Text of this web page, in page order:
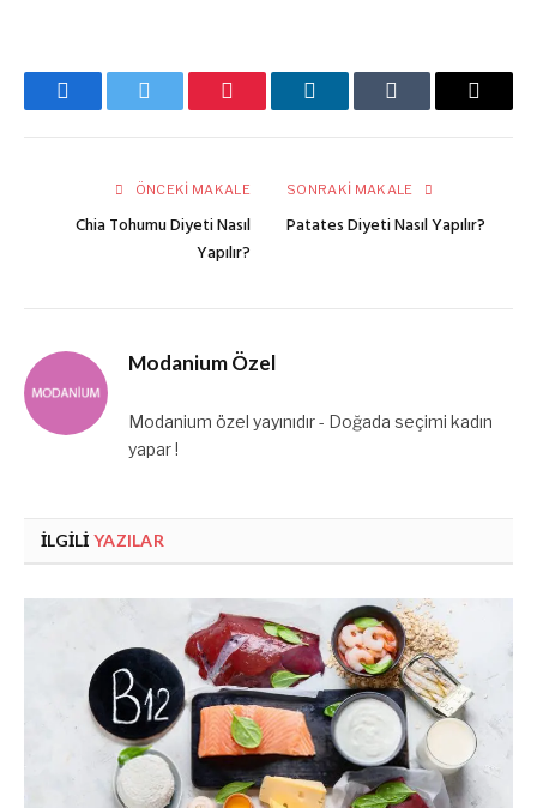
FacebookTwitter Pinterest LinkedInTumblr
E-
ÖNCEKI MAKALE
Chia Tohumu Diyeti Nasıl
Yapılır?
SONRAKI MAKALE
Patates Diyeti Nasıl Yapılır?
Modanium Özel
Modanium özel yayınıdır - Doğada seçimi kadın
yapar !
İLGILI YAZILAR